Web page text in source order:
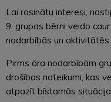
Lai rosinātu interesi,
9. grupas bērni veido
nodarbībās un aktivitātēs.
Pirms āra nodarbībām
drošības noteikumi, kas
atpazīt bīstamās